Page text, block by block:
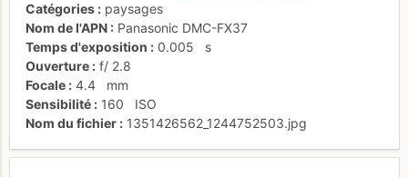
Catégories
paysages
Nom de l'APN
Panasonic DMC-FX37
Temps d'exposition
0.005
s
Ouverture
f/ 2.8
Focale
4.4
mm
Sensibilité
160
ISO
Nom du fichier
1351426562_1244752503.jpg